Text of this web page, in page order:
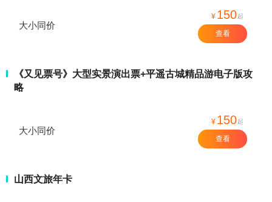
大小同价
¥ 150起
查看
《又见票号》大型实景演出票+平遥古城精品游电子版攻
略
大小同价
¥ 150起
查看
山西文旅年卡